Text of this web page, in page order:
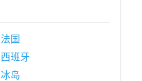
法国
西班牙
冰岛